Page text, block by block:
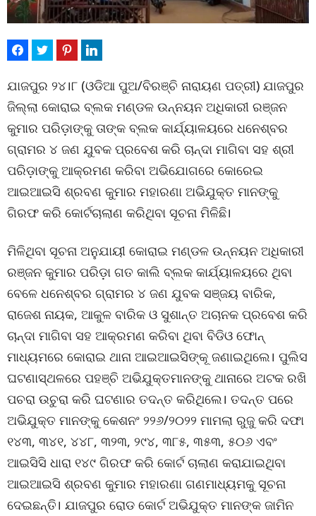
ଯାଜପୁର ୨୪।୮ (ଓଡିଆ ପୁଅ/ବିରଞ୍ଚି ନାରାୟଣ ପତ୍ରୀ) ଯାଜପୁର
ଜିଲ୍ଲା କୋରାଇ ବ୍ଲକ ମଣ୍ଡଳ ଉନ୍ନୟନ ଅଧିକାରୀ ରଞ୍ଜନ
କୁମାର ପରିଡ଼ାଙ୍କୁ ତାଙ୍କ ବ୍ଲକ କାର୍ଯ୍ୟାଳୟରେ ଧନେଶ୍ବର
ଗ୍ରାମର ୪ ଜଣ ଯୁବକ ପ୍ରବେଶ କରି ଚାନ୍ଦା ମାଗିବା ସହ ଶ୍ରୀ
ପରିଡ଼ାଙ୍କୁ ଆକ୍ରମଣ କରିବା ଅଭିଯୋଗରେ କୋରେଇ
ଆଇଆଇସି ଶ୍ରବଣ କୁମାର ମହାରଣା ଅଭିଯୁକ୍ତ ମାନଙ୍କୁ
ଗିରଫ କରି କୋର୍ଟଚାଲାଣ କରିଥିବା ସୂଚନା ମିଳିଛି।
ମିଳିଥିବା ସୂଚନା ଅନୁଯାୟୀ କୋରାଇ ମଣ୍ଡଳ ଉନ୍ନୟନ ଅଧିକାରୀ
ରଞ୍ଜନ କୁମାର ପରିଡ଼ା ଗତ କାଲି ବ୍ଲକ କାର୍ଯ୍ୟାଳୟରେ ଥିବା
ବେଳେ ଧନେଶ୍ବର ଗ୍ରାମର ୪ ଜଣ ଯୁବକ ସଞ୍ଜୟ ବାରିକ,
ରାଜେଶ ନାୟକ, ଆକୁଳ ବାରିକ ଓ ସୁଶାନ୍ତ ଅଚାନକ ପ୍ରବେଶ କରି
ଚାନ୍ଦା ମାଗିବା ସହ ଆକ୍ରମଣ କରିବା ଥିବା ବିଡିଓ ଫୋନ୍
ମାଧ୍ୟମରେ କୋରାଇ ଥାନା ଆଇଆଇସିଙ୍କୂ ଜଣାଇଥିଲେ। ପୁଲିସ
ଘଟଣାସ୍ଥଳରେ ପହଞ୍ଚି ଅଭିଯୁକ୍ତମାନଙ୍କୁ ଥାନାରେ ଅଟକ ରଖି
ପଚରା ଉଚୁରା କରି ଘଟଣାର ତଦନ୍ତ କରିଥିଲେ। ତଦନ୍ତ ପରେ
ଅଭିଯୁକ୍ତ ମାନଙ୍କୁ କେଶନଂ ୨୨୬/୨୦୨୨ ମାମଲା ରୁଜୁ କରି ଦଫା
୧୪୩, ୩୪୧, ୪୪୮, ୩୨୩, ୨୯୪, ୩୮୫, ୩୫୩, ୫୦୬ ଏବଂ
ଆଇସିସି ଧାରା ୧୪୯ ଗିରଫ କରି କୋର୍ଟ ଚାଲାଣ କରାଯାଇଥିବା
ଆଇଆଇସି ଶ୍ରବଣ କୁମାର ମହାରଣା ଗଣମାଧ୍ୟମକୁ ସୂଚନା
ଦେଇଛନ୍ତି। ଯାଜପୁର ରୋଡ କୋର୍ଟ ଅଭିଯୁକ୍ତ ମାନଙ୍କ ଜାମିନ